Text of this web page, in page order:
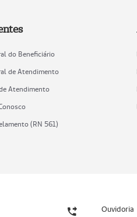
do Beneficiário
de Atendimento
Atendimento
(RN 561)
Ouvidoria